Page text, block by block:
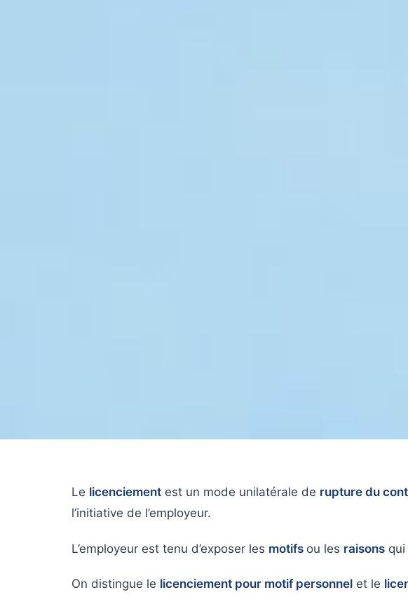
Le licenciement est un mode unilatérale de rupture du
l’initiative de l’employeur.
L’employeur est tenu d’exposer les motifs ou les raisons qui
On distingue le licenciement pour motif personnel et le